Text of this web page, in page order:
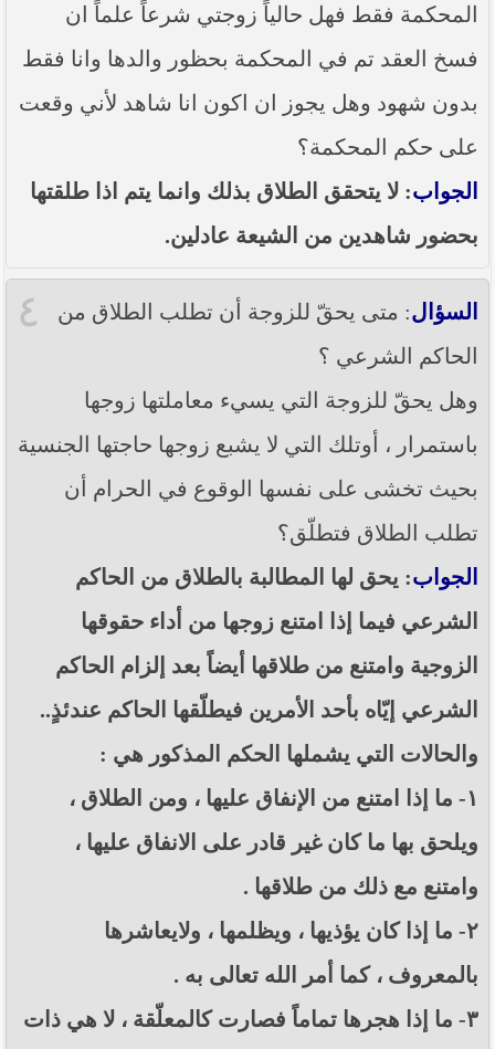
المحكمة فقط فهل حالياً زوجتي شرعاً علماً ان
فسخ العقد تم في المحكمة بحظور والدها وانا فقط
بدون شهود وهل يجوز ان اكون انا شاهد لأني وقعت
على حكم المحكمة؟
الجواب: لا يتحقق الطلاق بذلك وانما يتم اذا طلقتها
بحضور شاهدين من الشيعة عادلين.
٤ السؤال: متى يحقّ للزوجة أن تطلب الطلاق من
الحاكم الشرعي ؟
وهل يحقّ للزوجة التي يسيء معاملتها زوجها
باستمرار ، أوتلك التي لا يشبع زوجها حاجتها الجنسية
بحيث تخشى على نفسها الوقوع في الحرام أن
تطلب الطلاق فتطلّق؟
الجواب: يحق لها المطالبة بالطلاق من الحاكم
الشرعي فيما إذا امتنع زوجها من أداء حقوقها
الزوجية وامتنع من طلاقها أيضاً بعد إلزام الحاكم
الشرعي إيّاه بأحد الأمرين فيطلّقها الحاكم عندئذٍ..
والحالات التي يشملها الحكم المذكور هي :
١- ما إذا امتنع من الإنفاق عليها ، ومن الطلاق ،
ويلحق بها ما كان غير قادر على الانفاق عليها ،
وامتنع مع ذلك من طلاقها .
٢- ما إذا كان يؤذيها ، ويظلمها ، ولايعاشرها
بالمعروف ، كما أمر الله تعالى به .
٣- ما إذا هجرها تماماً فصارت كالمعلّقة ، لا هي ذات